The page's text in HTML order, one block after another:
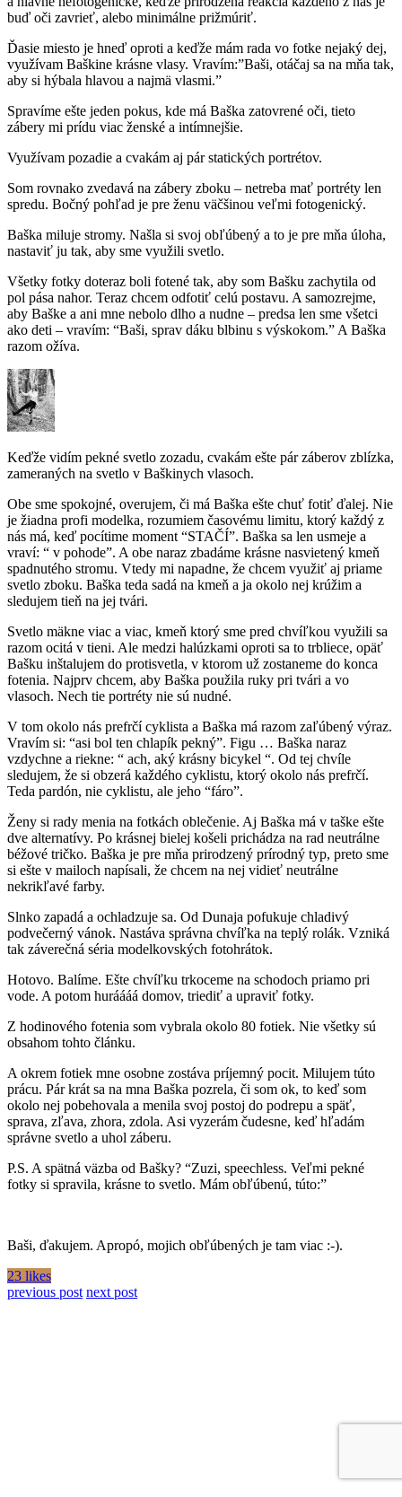
buď oči zavrieť, alebo minimálne prižmúriť.
Ďasie miesto je hneď oproti a keďže mám rada vo fotke nejaký dej,
využívam Baškine krásne vlasy. Vravím:”Baši, otáčaj sa na mňa tak,
aby si hýbala hlavou a najmä vlasmi.”
Spravíme ešte jeden pokus, kde má Baška zatovrené oči, tieto
zábery mi prídu viac ženské a intímnejšie.
Využívam pozadie a cvakám aj pár statických portrétov.
Som rovnako zvedavá na zábery zboku – netreba mať portréty len
spredu. Bočný pohľad je pre ženu väčšinou veľmi fotogenický.
Baška miluje stromy. Našla si svoj obľúbený a to je pre mňa úloha,
nastaviť ju tak, aby sme využili svetlo.
Všetky fotky doteraz boli fotené tak, aby som Bašku zachytila od
pol pása nahor. Teraz chcem odfotiť celú postavu. A samozrejme,
aby Baške a ani mne nebolo dlho a nudne – predsa len sme všetci
ako deti – vravím: “Baši, sprav dáku blbinu s výskokom.” A Baška
razom ožíva.
Keďže vidím pekné svetlo zozadu, cvakám ešte pár záberov zblízka,
zameraných na svetlo v Baškinych vlasoch.
Obe sme spokojné, overujem, či má Baška ešte chuť fotiť ďalej. Nie
je žiadna profi modelka, rozumiem časovému limitu, ktorý každý z
nás má, keď pocítime moment “STAČÍ”. Baška sa len usmeje a
vraví: “ v pohode”. A obe naraz zbadáme krásne nasvietený kmeň
spadnutého stromu. Vtedy mi napadne, že chcem využiť aj priame
svetlo zboku. Baška teda sadá na kmeň a ja okolo nej krúžim a
sledujem tieň na jej tvári.
Svetlo mäkne viac a viac, kmeň ktorý sme pred chvíľkou využili sa
razom ocitá v tieni. Ale medzi halúzkami oproti sa to trbliece, opäť
Bašku inštalujem do protisvetla, v ktorom už zostaneme do konca
fotenia. Najprv chcem, aby Baška použila ruky pri tvári a vo
vlasoch. Nech tie portréty nie sú nudné.
V tom okolo nás prefrčí cyklista a Baška má razom zaľúbený výraz.
Vravím si: “asi bol ten chlapík pekný”. Figu … Baška naraz
vzdychne a riekne: “ ach, aký krásny bicykel “. Od tej chvíle
sledujem, že si obzerá každého cyklistu, ktorý okolo nás prefrčí.
Teda pardón, nie cyklistu, ale jeho “fáro”.
Ženy si rady menia na fotkách oblečenie. Aj Baška má v taške ešte
dve alternatívy. Po krásnej bielej košeli prichádza na rad neutrálne
béžové tričko. Baška je pre mňa prirodzený prírodný typ, preto sme
si ešte v mailoch napísali, že chcem na nej vidieť neutrálne
nekrikľavé farby.
Slnko zapadá a ochladzuje sa. Od Dunaja pofukuje chladivý
podvečerný vánok. Nastáva správna chvíľka na teplý rolák. Vzniká
tak záverečná séria modelkovských fotohrátok.
Hotovo. Balíme. Ešte chvíľku trkoceme na schodoch priamo pri
vode. A potom huráááá domov, triediť a upraviť fotky.
Z hodinového fotenia som vybrala okolo 80 fotiek. Nie všetky sú
obsahom tohto článku.
A okrem fotiek mne osobne zostáva príjemný pocit. Milujem túto
prácu. Pár krát sa na mna Baška pozrela, či som ok, to keď som
okolo nej pobehovala a menila svoj postoj do podrepu a späť,
sprava, zľava, zhora, zdola. Asi vyzerám čudesne, keď hľadám
správne svetlo a uhol záberu.
P.S. A spätná väzba od Bašky? “Zuzi, speechless. Veľmi pekné
fotky si spravila, krásne to svetlo. Mám obľúbenú, túto:”
Baši, ďakujem. Apropó, mojich obľúbených je tam viac :-).
23 likes
previous post next post